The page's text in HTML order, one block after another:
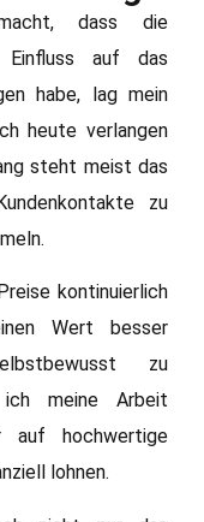
dass die
Einfluss auf das
habe, lag mein
heute verlangen
steht meist das
zu
kontinuierlich
Wert besser
zu
ich meine Arbeit
auf hochwertige
lohnen.